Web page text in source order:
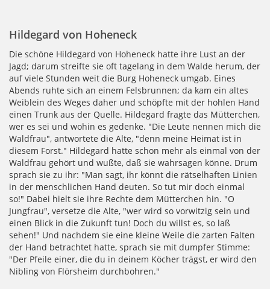
Hildegard von Hoheneck
Die schöne Hildegard von Hoheneck hatte ihre Lust an der
Jagd; darum streifte sie oft tagelang in dem Walde herum, der
auf viele Stunden weit die Burg Hoheneck umgab. Eines
Abends ruhte sich an einem Felsbrunnen; da kam ein altes
Weiblein des Weges daher und schöpfte mit der hohlen Hand
einen Trunk aus der Quelle. Hildegard fragte das Mütterchen,
wer es sei und wohin es gedenke. "Die Leute nennen mich die
Waldfrau", antwortete die Alte, "denn meine Heimat ist in
diesem Forst." Hildegard hatte schon mehr als einmal von der
Waldfrau gehört und wußte, daß sie wahrsagen könne. Drum
sprach sie zu ihr: "Man sagt, ihr könnt die rätselhaften Linien
in der menschlichen Hand deuten. So tut mir doch einmal
so!" Dabei hielt sie ihre Rechte dem Mütterchen hin. "O
Jungfrau", versetze die Alte, "wer wird so vorwitzig sein und
einen Blick in die Zukunft tun! Doch du willst es, so laß
sehen!" Und nachdem sie eine kleine Weile die zarten Falten
der Hand betrachtet hatte, sprach sie mit dumpfer Stimme:
"Der Pfeile einer, die du in deinem Köcher trägst, er wird den
Nibling von Flörsheim durchbohren."